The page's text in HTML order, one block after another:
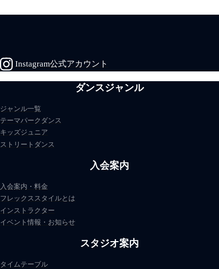
Instagram公式アカウント
ダンスジャンル
ジャンル一覧
テーマパークダンス
キッズジュニア
ストリートダンス
入会案内
入会案内・料金
フレックススタイルとは
インストラクター
イベント情報・お知らせ
スタジオ案内
タイムテーブル